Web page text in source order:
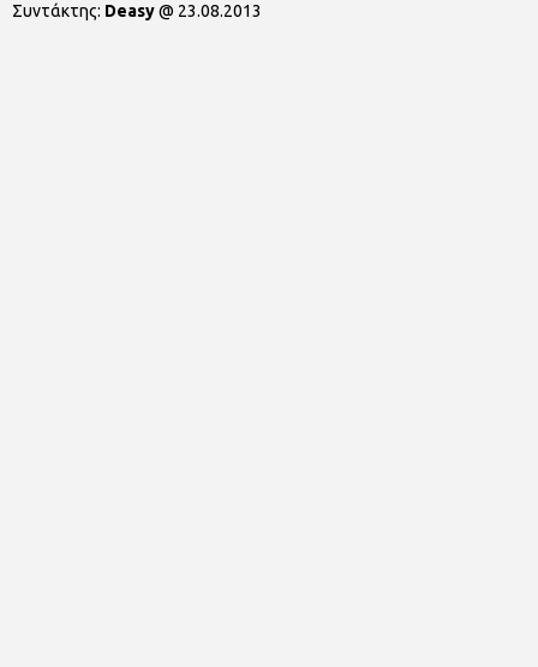
Συντάκτης: Deasy@ 23.08.2013